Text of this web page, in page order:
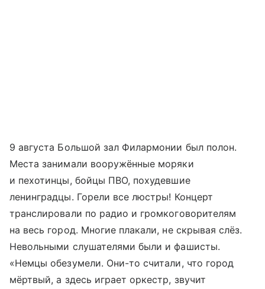
9 августа Большой зал Филармонии был полон.
Места занимали вооружённые моряки
и пехотинцы, бойцы ПВО, похудевшие
ленинградцы. Горели все люстры! Концерт
транслировали по радио и громкоговорителям
на весь город. Многие плакали, не скрывая слёз.
Невольными слушателями были и фашисты.
«Немцы обезумели. Они-то считали, что город
мёртвый, а здесь играет оркестр, звучит